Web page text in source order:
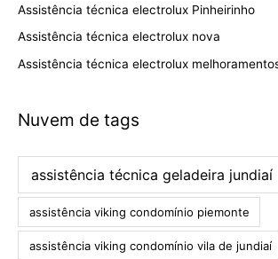
Assistência técnica electrolux Pinheirinho
Assistência técnica electrolux nova
Assistência técnica electrolux
Nuvem de tags
assistência técnica geladeira jundiaí
assistência viking condomínio piemonte
assistência viking condomínio vila de jundiaí